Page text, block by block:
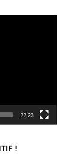
22:23
!